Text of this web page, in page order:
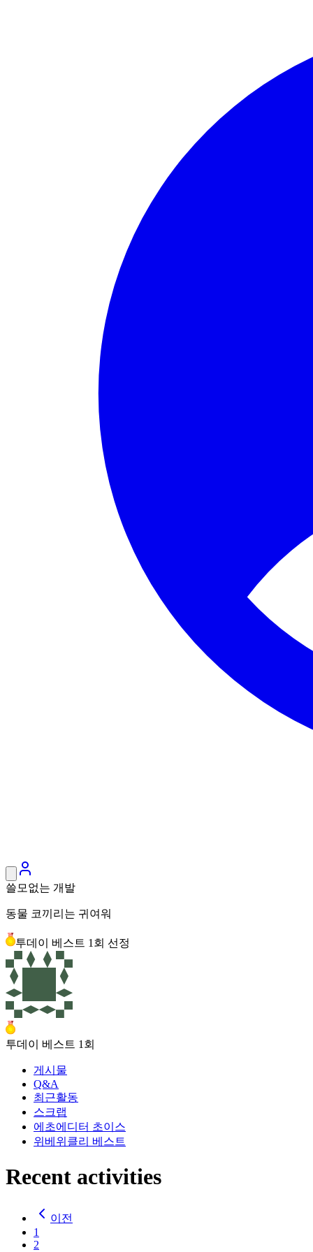
쓸모없는 개발
동물 코끼리는 귀여워
투데이 베스트 1 회 선정
투데이 베스트 1 회
게시물
Q&A
최근활동
스크랩
에초에디터 초이스
위베 위클리 베스트
Recent activities
이전
1
2